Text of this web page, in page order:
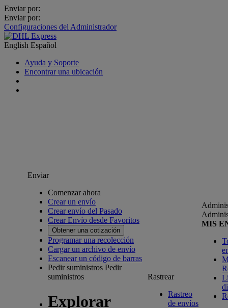
Enviar por:
Enviar por:
Configuraciones del Administrador
English Español
Ayuda y Soporte
Encontrar una ubicación
Enviar
Comenzar ahora
Crear un envío
Crear envío del Pasado
Crear Envío desde Favoritos
Obtener una cotización
Programar una recolección
Cargar un archivo de envío
Escanear un código de barras
Pedir suministros Pedir
suministros
Explorar
Rastrear
Rastreo
de envíos
MIS